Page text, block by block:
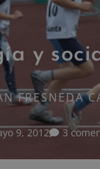
y
FRESNEDA
9, 2012 3